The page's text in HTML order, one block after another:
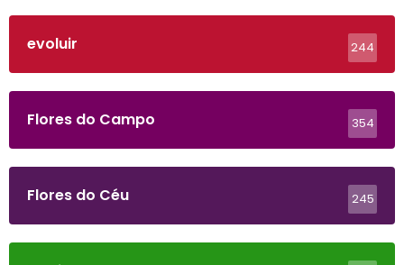
evoluir 244
Flores do Campo 354
Flores do Céu 245